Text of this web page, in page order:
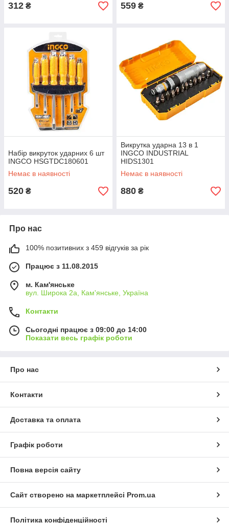
312 ₴ 559 ₴
Набір викруток ударних 6 шт
INGCO HSGTDC180601
Немає в наявності
520 ₴
Викрутка ударна 13 в 1
INGCO INDUSTRIAL
HIDS1301
Немає в наявності
880 ₴
Про нас
100% позитивних з 459 відгуків за рік
Працює з 11.08.2015
м. Кам'янське
вул. Широка 2а, Кам'янське, Україна
Контакти
Сьогодні працює з 09:00 до 14:00
Показати весь графік роботи
Про нас
Контакти
Доставка та оплата
Графік роботи
Повна версія сайту
Сайт створено на маркетплейсі Prom.ua
Політика конфіденційності